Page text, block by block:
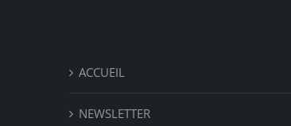
ACCUEIL
NEWSLETTER